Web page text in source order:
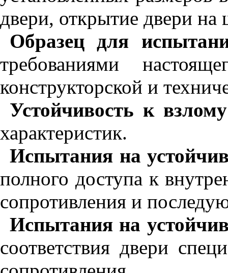
двери, открытие двери
Образец для
требованиями
конструкторской и
Устойчивость к взлому
характеристик.
Испытания на
полного доступа к
сопротивления и
Испытания на
соответствия двери